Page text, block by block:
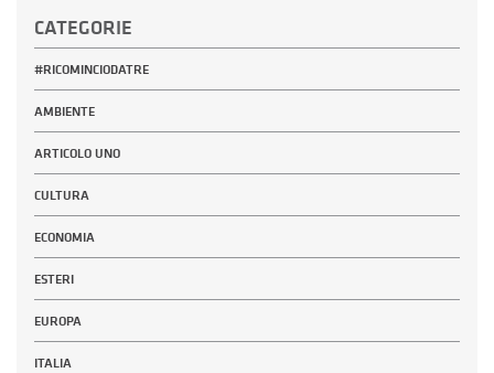
CATEGORIE
#RICOMINCIODATRE
AMBIENTE
ARTICOLO UNO
CULTURA
ECONOMIA
ESTERI
EUROPA
ITALIA